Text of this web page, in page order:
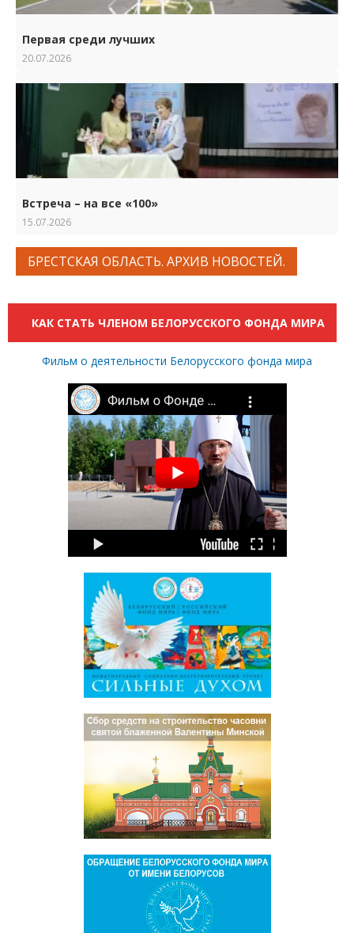
Первая среди лучших
20.07.2026
Встреча – на все «100»
15.07.2026
БРЕСТСКАЯ ОБЛАСТЬ. АРХИВ НОВОСТЕЙ.
КАК СТАТЬ ЧЛЕНОМ БЕЛОРУССКОГО ФОНДА МИРА
Фильм о деятельности Белорусского фонда мира